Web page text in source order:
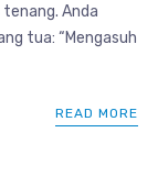
Anda
tua: “Mengasuh
READ MORE